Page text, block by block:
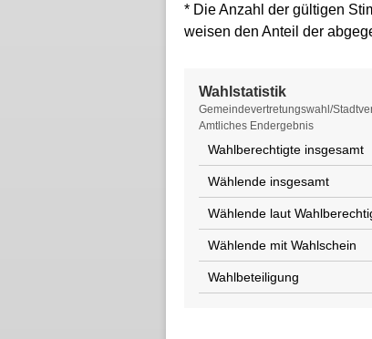
* Die Anzahl der gültigen
weisen den Anteil der
Wahlstatistik
Wahlstatistik
Gemeindevertretungswahl/
Amtliches Endergebnis
Wahlberechtigte insgesamt
Wählende insgesamt
Wählende laut
Wählende mit Wahlschein
Wahlbeteiligung